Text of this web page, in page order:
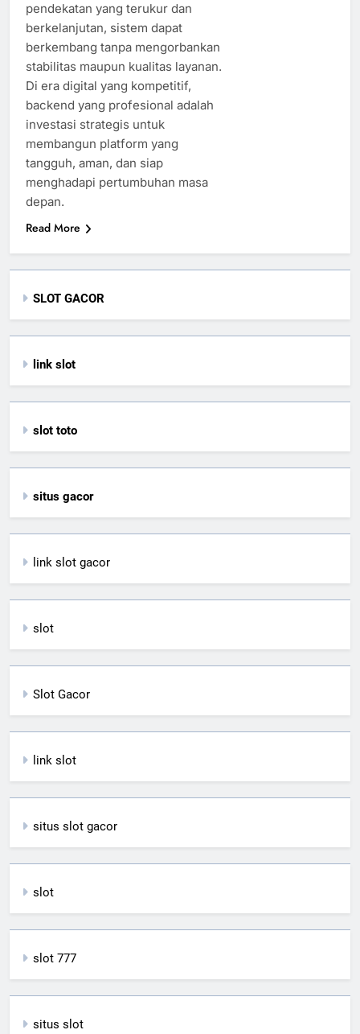
pendekatan yang terukur dan
berkelanjutan, sistem dapat
berkembang tanpa mengorbankan
stabilitas maupun kualitas layanan.
Di era digital yang kompetitif,
backend yang profesional adalah
investasi strategis untuk
membangun platform yang
tangguh, aman, dan siap
menghadapi pertumbuhan masa
depan.
Read More
SLOT GACOR
link slot
slot toto
situs gacor
link slot gacor
slot
Slot Gacor
link slot
situs slot gacor
slot
slot 777
situs slot